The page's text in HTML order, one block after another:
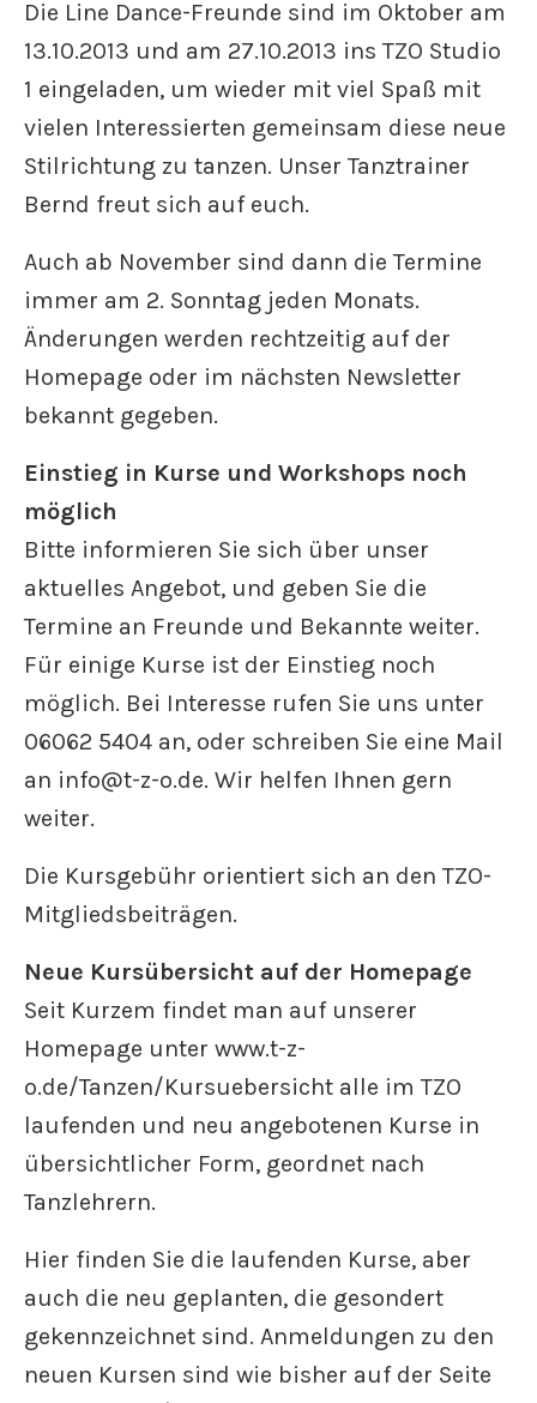
Die Line Dance-Freunde sind im Oktober am
13.10.2013 und am 27.10.2013 ins TZO Studio
1 eingeladen, um wieder mit viel Spaß mit
vielen Interessierten gemeinsam diese neue
Stilrichtung zu tanzen. Unser Tanztrainer
Bernd freut sich auf euch.
Auch ab November sind dann die Termine
immer am 2. Sonntag jeden Monats.
Änderungen werden rechtzeitig auf der
Homepage oder im nächsten Newsletter
bekannt gegeben.
Einstieg in Kurse und Workshops noch
möglich
Bitte informieren Sie sich über unser
aktuelles Angebot, und geben Sie die
Termine an Freunde und Bekannte weiter.
Für einige Kurse ist der Einstieg noch
möglich. Bei Interesse rufen Sie uns unter
06062 5404 an, oder schreiben Sie eine Mail
an info@t-z-o.de. Wir helfen Ihnen gern
weiter.
Die Kursgebühr orientiert sich an den TZO-
Mitgliedsbeiträgen.
Neue Kursübersicht auf der Homepage
Seit Kurzem findet man auf unserer
Homepage unter www.t-z-
o.de/Tanzen/Kursuebersicht alle im TZO
laufenden und neu angebotenen Kurse in
übersichtlicher Form, geordnet nach
Tanzlehrern.
Hier finden Sie die laufenden Kurse, aber
auch die neu geplanten, die gesondert
gekennzeichnet sind. Anmeldungen zu den
neuen Kursen sind wie bisher auf der Seite